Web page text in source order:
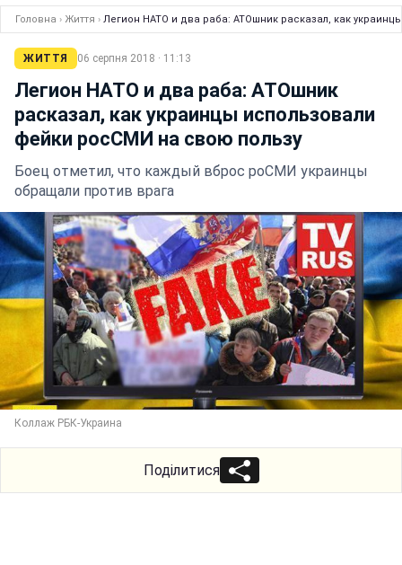
Головна › Життя › Легион НАТО и два раба: АТОшник расказал, как
ЖИТТЯ 06 серпня 2018 · 11:13
Легион НАТО и два раба: АТОшник
расказал, как украинцы использовали
фейки росСМИ на свою пользу
Боец отметил, что каждый вброс роСМИ украинцы
обращали против врага
Коллаж РБК-Украина
Поділитися